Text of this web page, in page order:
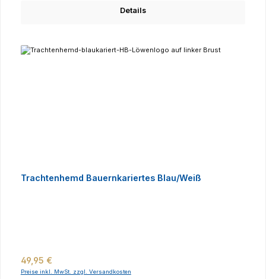
Details
Trachtenhemd Bauernkariertes Blau/Weiß
Regulärer Preis:
49,95 €
Preise inkl. MwSt. zzgl. Versandkosten